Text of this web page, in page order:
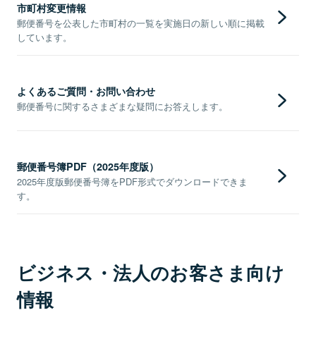
市町村変更情報
郵便番号を公表した市町村の一覧を実施日の新しい順に掲載
しています。
よくあるご質問・お問い合わせ
郵便番号に関するさまざまな疑問にお答えします。
郵便番号簿PDF（2025年度版）
2025年度版郵便番号簿をPDF形式でダウンロードできま
す。
ビジネス・法人のお客さま向け
情報